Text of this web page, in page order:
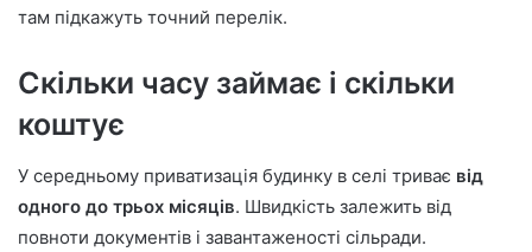
там підкажуть точний перелік.
Скільки часу займає і скільки
коштує
У середньому приватизація будинку в селі триває від
одного до трьох місяців. Швидкість залежить від
повноти документів і завантаженості сільради.